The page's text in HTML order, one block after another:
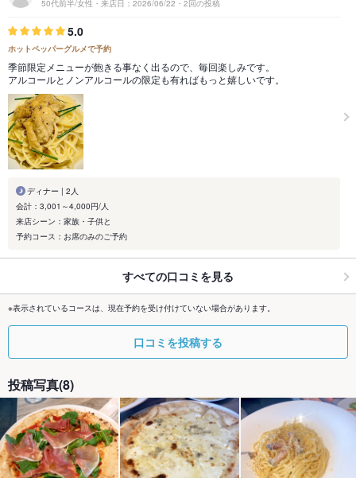
50代前半/女性・来店日：2026/06/22・2回の投稿
5.0
ホットペッパーグルメで予約
季節限定メニューが飽きる事なく出るので、毎回楽しみです。
アルコールとノンアルコールの限定も有ればもっと嬉しいです。
ディナー | 2人
会計：3,001～4,000円/人
来店シーン：家族・子供と
予約コース：お席のみのご予約
すべての口コミを見る
※表示されているコースは、現在予約を受け付けていない場合があります。
口コミを投稿する
投稿写真(8)